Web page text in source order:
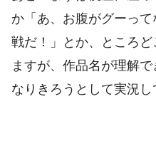
か「あ、お腹がグーっ
戦だ！」とか、ところ
ますが、作品名が理解
なりきろうとして実況し